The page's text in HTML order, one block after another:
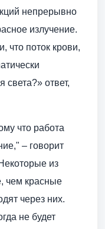
непрерывно
излучение.
что поток крови,
света?» ответ,
что работа
– говорит
из
чем красные
через них.
не будет